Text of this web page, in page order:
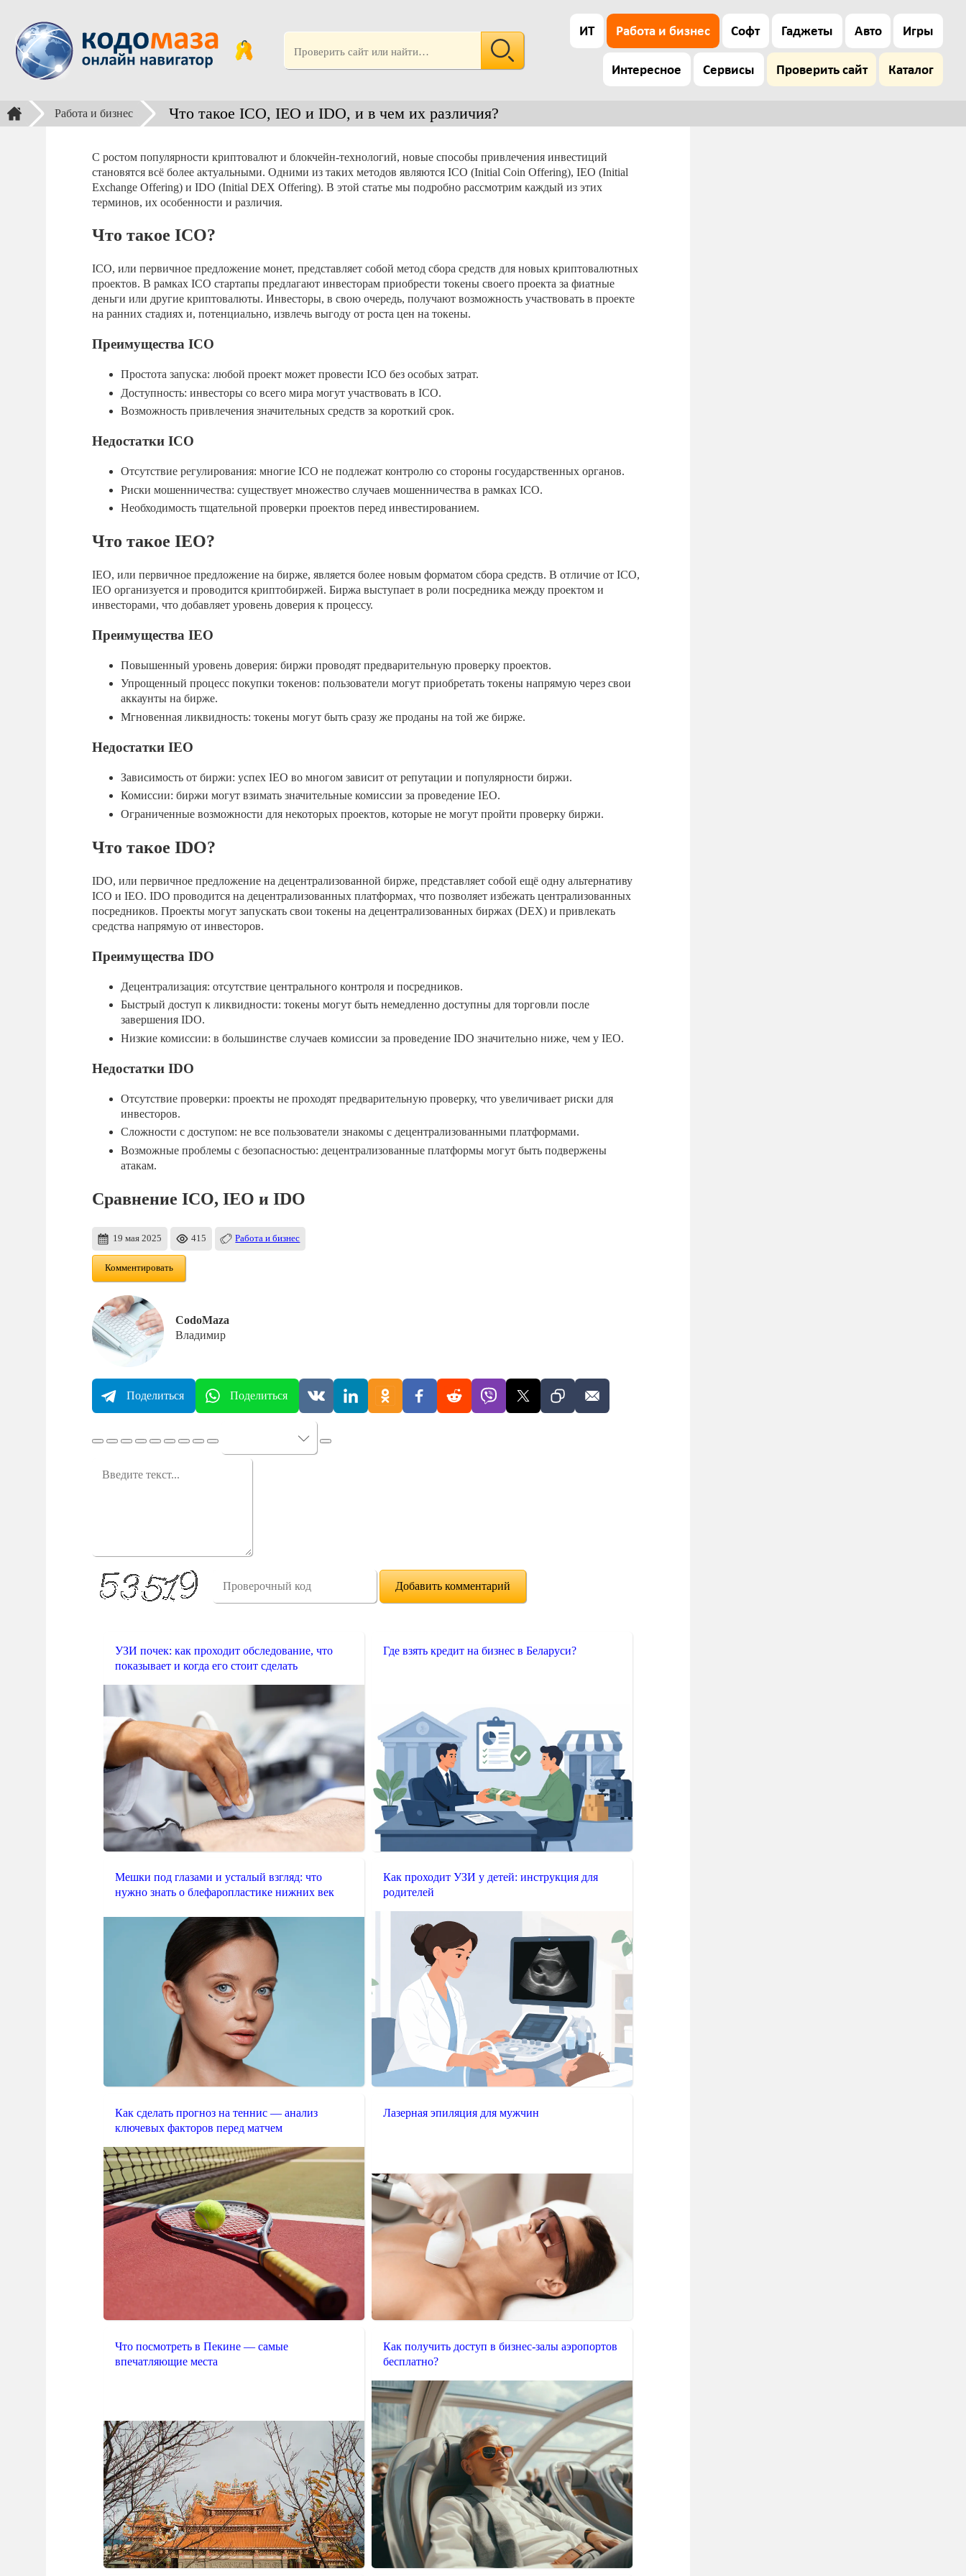
ИТ Работа и бизнес Софт Гаджеты Авто Игры
Интересное Сервисы Проверить сайт Каталог
Работа и бизнес Что такое ICO, IEO и IDO, и в чем их различия?
С ростом популярности криптовалют и блокчейн-технологий, новые способы привлечения инвестиций
становятся всё более актуальными. Одними из таких методов являются ICO (Initial Coin Offering), IEO (Initial
Exchange Offering) и IDO (Initial DEX Offering). В этой статье мы подробно рассмотрим каждый из этих
терминов, их особенности и различия.
Что такое ICO?
ICO, или первичное предложение монет, представляет собой метод сбора средств для новых криптовалютных
проектов. В рамках ICO стартапы предлагают инвесторам приобрести токены своего проекта за фиатные
деньги или другие криптовалюты. Инвесторы, в свою очередь, получают возможность участвовать в проекте
на ранних стадиях и, потенциально, извлечь выгоду от роста цен на токены.
Преимущества ICO
Простота запуска: любой проект может провести ICO без особых затрат.
Доступность: инвесторы со всего мира могут участвовать в ICO.
Возможность привлечения значительных средств за короткий срок.
Недостатки ICO
Отсутствие регулирования: многие ICO не подлежат контролю со стороны государственных органов.
Риски мошенничества: существует множество случаев мошенничества в рамках ICO.
Необходимость тщательной проверки проектов перед инвестированием.
Что такое IEO?
IEO, или первичное предложение на бирже, является более новым форматом сбора средств. В отличие от ICO,
IEO организуется и проводится криптобиржей. Биржа выступает в роли посредника между проектом и
инвесторами, что добавляет уровень доверия к процессу.
Преимущества IEO
Повышенный уровень доверия: биржи проводят предварительную проверку проектов.
Упрощенный процесс покупки токенов: пользователи могут приобретать токены напрямую через свои
аккаунты на бирже.
Мгновенная ликвидность: токены могут быть сразу же проданы на той же бирже.
Недостатки IEO
Зависимость от биржи: успех IEO во многом зависит от репутации и популярности биржи.
Комиссии: биржи могут взимать значительные комиссии за проведение IEO.
Ограниченные возможности для некоторых проектов, которые не могут пройти проверку биржи.
Что такое IDO?
IDO, или первичное предложение на децентрализованной бирже, представляет собой ещё одну альтернативу
ICO и IEO. IDO проводится на децентрализованных платформах, что позволяет избежать централизованных
посредников. Проекты могут запускать свои токены на децентрализованных биржах (DEX) и привлекать
средства напрямую от инвесторов.
Преимущества IDO
Децентрализация: отсутствие центрального контроля и посредников.
Быстрый доступ к ликвидности: токены могут быть немедленно доступны для торговли после
завершения IDO.
Низкие комиссии: в большинстве случаев комиссии за проведение IDO значительно ниже, чем у IEO.
Недостатки IDO
Отсутствие проверки: проекты не проходят предварительную проверку, что увеличивает риски для
инвесторов.
Сложности с доступом: не все пользователи знакомы с децентрализованными платформами.
Возможные проблемы с безопасностью: децентрализованные платформы могут быть подвержены
атакам.
Сравнение ICO, IEO и IDO
19 мая 2025 415 Работа и бизнес
Комментировать
CodoMaza
Владимир
Поделиться Поделиться
УЗИ почек: как проходит обследование, что
показывает и когда его стоит сделать
Где взять кредит на бизнес в Беларуси?
Мешки под глазами и усталый взгляд: что
нужно знать о блефаропластике нижних век
Как проходит УЗИ у детей: инструкция для
родителей
Как сделать прогноз на теннис — анализ
ключевых факторов перед матчем
Лазерная эпиляция для мужчин
Что посмотреть в Пекине — самые
впечатляющие места
Как получить доступ в бизнес-залы аэропортов
бесплатно?